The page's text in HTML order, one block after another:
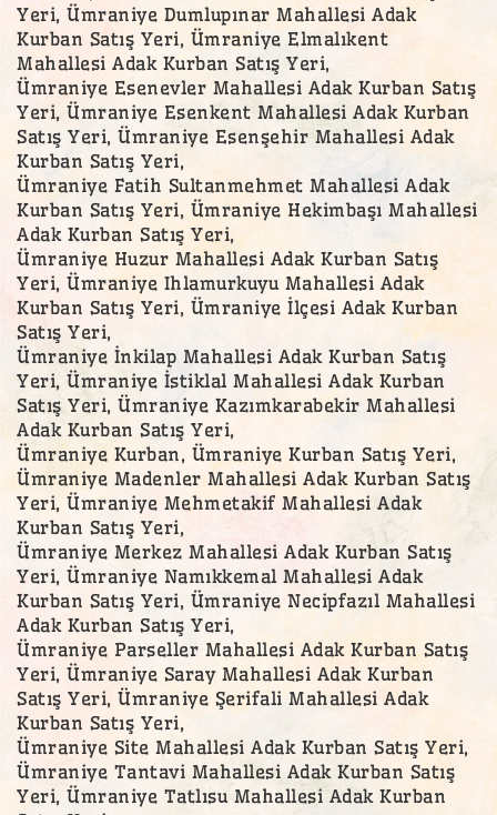
Yeri, Ümraniye Dumlupınar Mahallesi Adak
Kurban Satış Yeri, Ümraniye Elmalıkent
Mahallesi Adak Kurban Satış Yeri,
Ümraniye Esenevler Mahallesi Adak Kurban Satış
Yeri, Ümraniye Esenkent Mahallesi Adak Kurban
Satış Yeri, Ümraniye Esenşehir Mahallesi Adak
Kurban Satış Yeri,
Ümraniye Fatih Sultanmehmet Mahallesi Adak
Kurban Satış Yeri, Ümraniye Hekimbaşı Mahallesi
Adak Kurban Satış Yeri,
Ümraniye Huzur Mahallesi Adak Kurban Satış
Yeri, Ümraniye Ihlamurkuyu Mahallesi Adak
Kurban Satış Yeri, Ümraniye İlçesi Adak Kurban
Satış Yeri,
Ümraniye İnkilap Mahallesi Adak Kurban Satış
Yeri, Ümraniye İstiklal Mahallesi Adak Kurban
Satış Yeri, Ümraniye Kazımkarabekir Mahallesi
Adak Kurban Satış Yeri,
Ümraniye Kurban, Ümraniye Kurban Satış Yeri,
Ümraniye Madenler Mahallesi Adak Kurban Satış
Yeri, Ümraniye Mehmetakif Mahallesi Adak
Kurban Satış Yeri,
Ümraniye Merkez Mahallesi Adak Kurban Satış
Yeri, Ümraniye Namıkkemal Mahallesi Adak
Kurban Satış Yeri, Ümraniye Necipfazıl Mahallesi
Adak Kurban Satış Yeri,
Ümraniye Parseller Mahallesi Adak Kurban Satış
Yeri, Ümraniye Saray Mahallesi Adak Kurban
Satış Yeri, Ümraniye Şerifali Mahallesi Adak
Kurban Satış Yeri,
Ümraniye Site Mahallesi Adak Kurban Satış Yeri,
Ümraniye Tantavi Mahallesi Adak Kurban Satış
Yeri, Ümraniye Tatlısu Mahallesi Adak Kurban